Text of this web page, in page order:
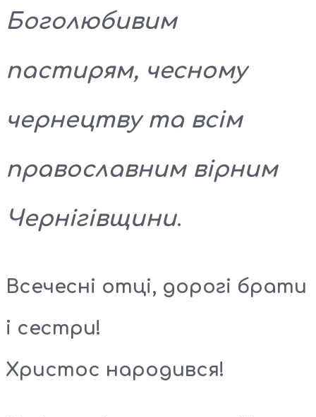
Боголюбивим
пастирям, чесному
чернецтву та всім
православним вірним
Чернігівщини.
Всечесні отці, дорогі брати
і сестри!
Христос народився!